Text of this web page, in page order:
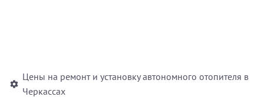
Цены на ремонт и установку автономного отопителя в
Черкассах